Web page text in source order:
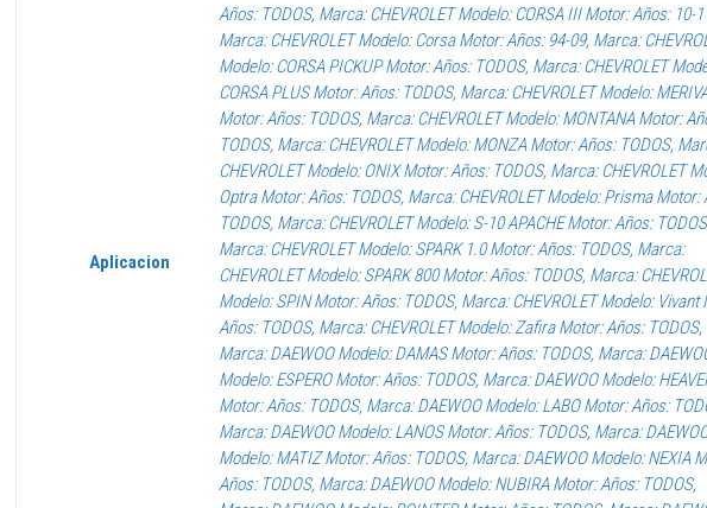
Aplicacion
Años: TODOS, Marca: CHEVROLET Modelo: CORSA III Motor: Años: 10-
Marca: CHEVROLET Modelo: Corsa Motor: Años: 94-09, Marca:
Modelo: CORSA PICKUP Motor: Años: TODOS, Marca: CHEVROLET
CORSA PLUS Motor: Años: TODOS, Marca: CHEVROLET Modelo:
Motor: Años: TODOS, Marca: CHEVROLET Modelo: MONTANA Motor:
TODOS, Marca: CHEVROLET Modelo: MONZA Motor: Años: TODOS,
CHEVROLET Modelo: ONIX Motor: Años: TODOS, Marca: CHEVROLET
Optra Motor: Años: TODOS, Marca: CHEVROLET Modelo: Prisma Motor:
TODOS, Marca: CHEVROLET Modelo: S-10 APACHE Motor: Años:
Marca: CHEVROLET Modelo: SPARK 1.0 Motor: Años: TODOS, Marca:
CHEVROLET Modelo: SPARK 800 Motor: Años: TODOS, Marca:
Modelo: SPIN Motor: Años: TODOS, Marca: CHEVROLET Modelo: Vivant
Años: TODOS, Marca: CHEVROLET Modelo: Zafira Motor: Años: TODOS,
Marca: DAEWOO Modelo: DAMAS Motor: Años: TODOS, Marca:
Modelo: ESPERO Motor: Años: TODOS, Marca: DAEWOO Modelo:
Motor: Años: TODOS, Marca: DAEWOO Modelo: LABO Motor: Años:
Marca: DAEWOO Modelo: LANOS Motor: Años: TODOS, Marca:
Modelo: MATIZ Motor: Años: TODOS, Marca: DAEWOO Modelo: NEXIA
Años: TODOS, Marca: DAEWOO Modelo: NUBIRA Motor: Años: TODOS,